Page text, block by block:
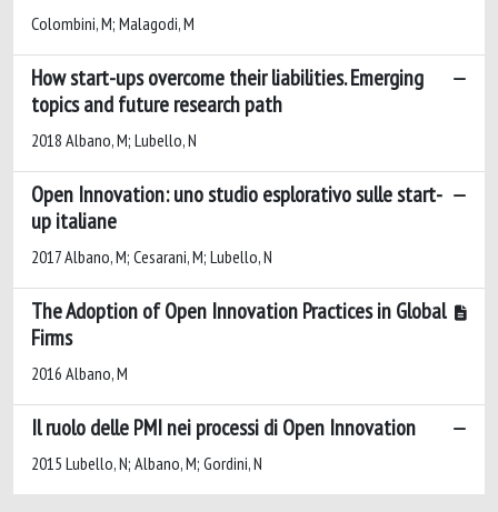
Colombini, M; Malagodi, M
How start-ups overcome their liabilities. Emerging
topics and future research path
2018 Albano, M; Lubello, N
Open Innovation: uno studio esplorativo sulle start-
up italiane
2017 Albano, M; Cesarani, M; Lubello, N
The Adoption of Open Innovation Practices in Global
Firms
2016 Albano, M
Il ruolo delle PMI nei processi di Open Innovation
2015 Lubello, N; Albano, M; Gordini, N